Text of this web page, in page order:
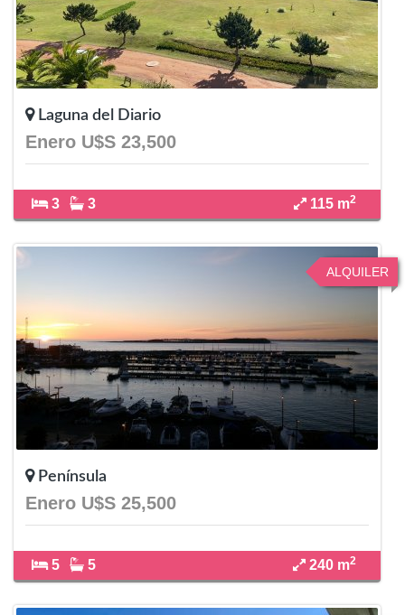
Laguna del Diario
Enero U$S 23,500
3 3 115 m2
ALQUILER
Península
Enero U$S 25,500
5 5 240 m2